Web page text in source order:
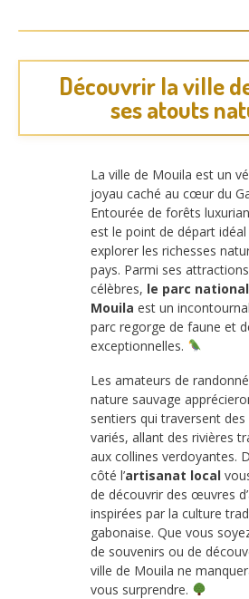
Découvrir la ville
ses atouts
La ville de Mouila est un
joyau caché au cœur du
Entourée de forêts
est le point de départ
explorer les richesses
pays. Parmi ses
célèbres, le parc
Mouila est un
parc regorge de faune et
exceptionnelles.
Les amateurs de
nature sauvage
sentiers qui traversent des
variés, allant des rivières
aux collines verdoyantes.
côté l’artisanat local
de découvrir des œuvres
inspirées par la culture
gabonaise. Que vous
de souvenirs ou de
ville de Mouila ne
vous surprendre.